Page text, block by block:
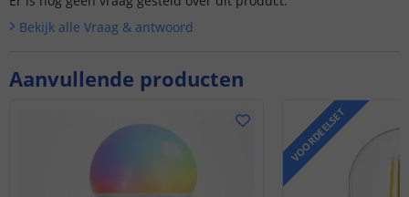
Aanvullende producten
VOORDEELSET
Bekijk alle Vraag & antwoord